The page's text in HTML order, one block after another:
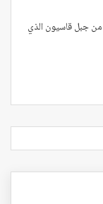
جبل قاسيون الذي